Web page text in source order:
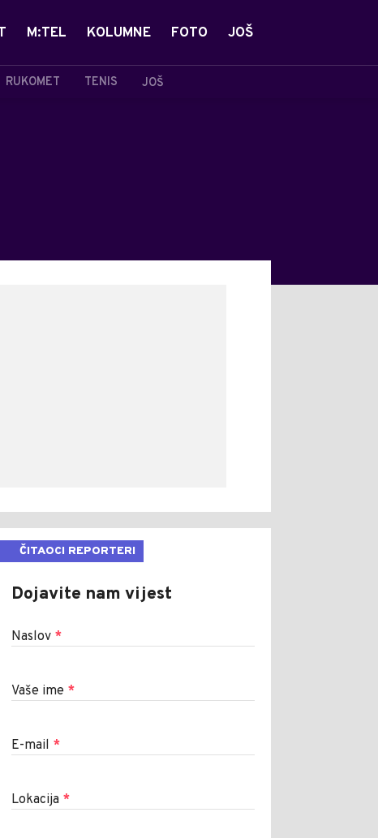
RUKOMET TENIS JOŠ
M:TEL KOLUMNE FOTO JOŠ
ČITAOCI REPORTERI
Dojavite nam vijest
Naslov *
Vaše ime *
E-mail *
Lokacija *